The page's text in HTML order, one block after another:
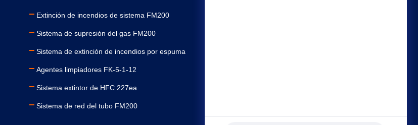
Extinción de incendios de sistema FM200
Sistema de supresión del gas FM200
Sistema de extinción de incendios por espuma
Agentes limpiadores FK-5-1-12
Sistema extintor de HFC 227ea
Sistema de red del tubo FM200